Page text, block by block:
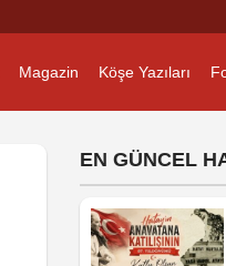
Magazin Köşe Yazıları
EN GÜNCEL